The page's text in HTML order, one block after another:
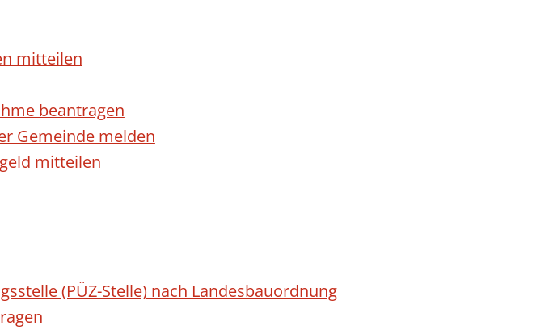
mitteilen
beantragen
Gemeinde melden
mitteilen
(PÜZ-Stelle) nach Landesbauordnung